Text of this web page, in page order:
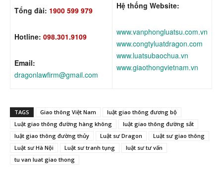
Tổng đài: 1900 599 979
Hotline: 098.301.9109
Email:
dragonlawfirm@gmail.com
Hệ thống Website:
www.vanphongluatsu.com.vn
www.congtyluatdragon.com
www.luatsubaochua.vn
www.giaothongvietnam.vn
TAGS Giao thông Việt Nam
luật giao thông đương bộ
Luật giao thông đường hàng không
luật giao thông đường sắt
luật giao thông đường thủy
Luật sư Dragon
Luật sư giao thông
Luật sư Hà Nội
Luật sư tranh tụng
luật sư tư vấn
tu van luat giao thong